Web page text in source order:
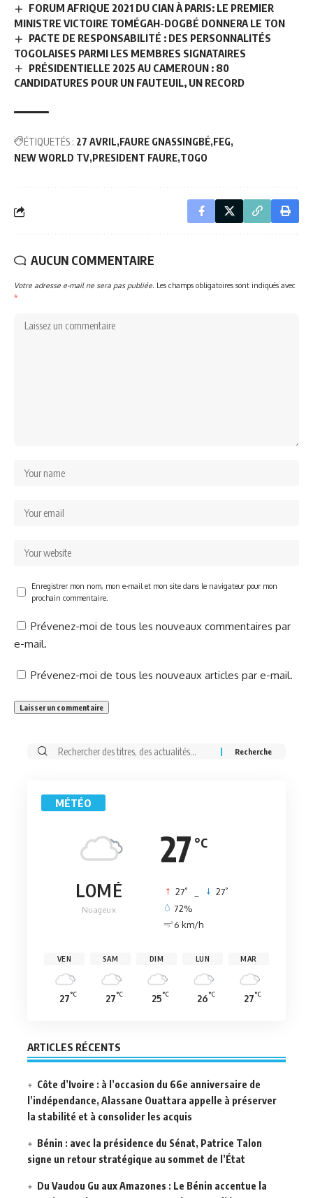
FORUM AFRIQUE 2021 DU CIAN À PARIS: LE PREMIER
MINISTRE VICTOIRE TOMÉGAH-DOGBÉ DONNERA LE TON
PACTE DE RESPONSABILITÉ : DES PERSONNALITÉS
TOGOLAISES PARMI LES MEMBRES SIGNATAIRES
PRÉSIDENTIELLE 2025 AU CAMEROUN : 80
CANDIDATURES POUR UN FAUTEUIL, UN RECORD
ÉTIQUETÉS : 27 AVRIL FAURE GNASSINGBÉ FEG
NEW WORLD TV PRESIDENT FAURE TOGO
AUCUN COMMENTAIRE
Votre adresse e-mail ne sera pas publiée. Les champs obligatoires sont indiqués avec
*
Enregistrer mon nom, mon e-mail et mon site dans le navigateur pour mon
prochain commentaire.
Prévenez-moi de tous les nouveaux commentaires par
e-mail.
Prévenez-moi de tous les nouveaux articles par e-mail.
Rechercher:
MÉTÉO
27 °C
LOMÉ
Nuageux
27° 27°
72%
6 km/h
VEN
27°C
SAM
27°C
DIM
25°C
LUN
26°C
MAR
27°C
ARTICLES RÉCENTS
Côte d’Ivoire : à l’occasion du 66e anniversaire de
l’indépendance, Alassane Ouattara appelle à préserver
la stabilité et à consolider les acquis
Bénin : avec la présidence du Sénat, Patrice Talon
signe un retour stratégique au sommet de l’État
Du Vaudou Gu aux Amazones : Le Bénin accentue la